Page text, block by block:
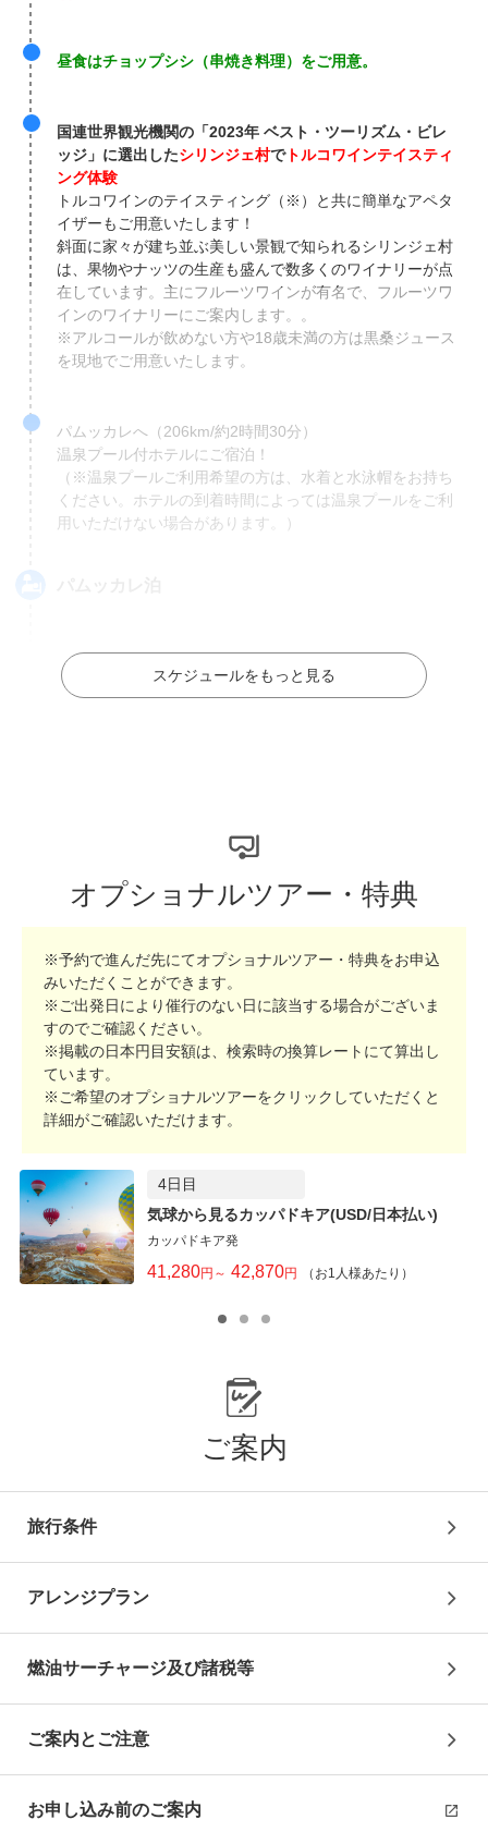
昼食はチョップシシ（串焼き料理）をご用意。
国連世界観光機関の「2023年 ベスト・ツーリズム・ビレ
ッジ」に選出したシリンジェ村でトルコワインテイスティ
ング体験
トルコワインのテイスティング（※）と共に簡単なアペタ
イザーもご用意いたします！
斜面に家々が建ち並ぶ美しい景観で知られるシリンジェ村
は、果物やナッツの生産も盛んで数多くのワイナリーが点
在しています。主にフルーツワインが有名で、フルーツワ
インのワイナリーにご案内します。。
※アルコールが飲めない方や18歳未満の方は黒桑ジュース
を現地でご用意いたします。
パムッカレへ（206km/約2時間30分）
温泉プール付ホテルにご宿泊！
（※温泉プールご利用希望の方は、水着と水泳帽をお持ち
ください。ホテルの到着時間によっては温泉プールをご利
用いただけない場合があります。）
スケジュールをもっと見る
パムッカレ観光 （約1時間30分）
パムッカレでは白い結晶で覆われた
（※）、
ラポリス遺跡を観光します。
（※）石灰棚では足をつけることができます。ご希望の方
はタオルをご用意ください。
09:30
コンヤ（ベイシェヒル）へ（331km/約4時間30分）【休
憩回数の目安：1回】
昼食はコンヤ名物のピデ（トルコのピザ）をご用意。
15:00 ～16:00
2023年世界遺産に登録された木造列柱モスク
す。スカーフはモスク等での貸出（有料又は無料）が可能
なケースもありますが、不特定多数の人が利用したものに
なり、毎回洗濯消毒されていないませんので日本から自前
のスカーフをご持参なさることをお勧めします。男性も肌
の露出が少ない服装をご用意ください。（タンクトップや
安：1回】
20:30
す。また、窓のないお部屋になる可能性があります。洞窟
オプショナルツアー・特典
※予約で進んだ先にてオプショナルツアー・特典をお申込
みいただくことができます。
※ご出発日により催行のない日に該当する場合がございま
すのでご確認ください。
※掲載の日本円目安額は、検索時の換算レートにて算出し
ています。
※ご希望のオプショナルツアーをクリックしていただくと
詳細がご確認いただけます。
4日目
気球から見るカッパドキア(USD/日本払い)
カッパドキア発
41,280円～ 42,870円 （お1人様あたり）
ご案内
旅行条件
アレンジプラン
燃油サーチャージ及び諸税等
ご案内とご注意
お申し込み前のご案内